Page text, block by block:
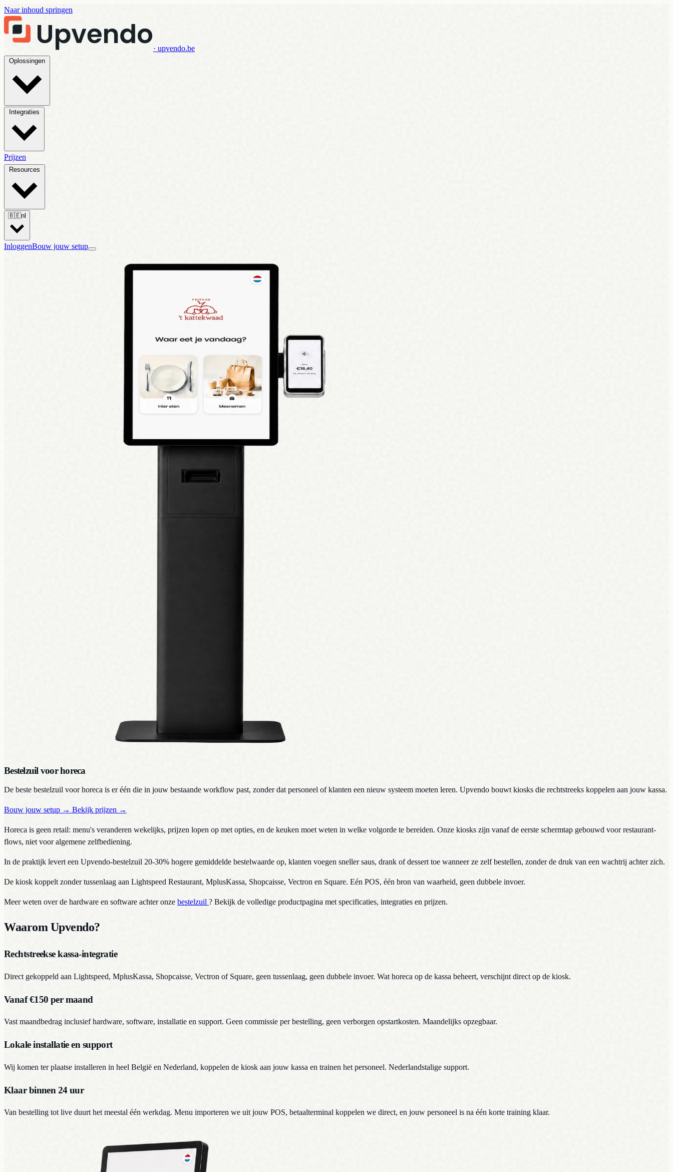
Naar inhoud springen
· upvendo.be
Prijzen
🇧🇪nl
InloggenBouw jouw setup
Bestelzuil voor horeca
De beste bestelzuil voor horeca is er één die in jouw bestaande workflow past, zonder dat personeel of klanten een nieuw systeem moeten leren. Upvendo bouwt kiosks die rechtstreeks koppelen aan jouw kassa.
Bouw jouw setup → Bekijk prijzen →
Horeca is geen retail: menu's veranderen wekelijks, prijzen lopen op met opties, en de keuken moet weten in welke volgorde te bereiden. Onze kiosks zijn vanaf de eerste schermtap gebouwd voor restaurant-
flows, niet voor algemene zelfbediening.
In de praktijk levert een Upvendo-bestelzuil 20-30% hogere gemiddelde bestelwaarde op, klanten voegen sneller saus, drank of dessert toe wanneer ze zelf bestellen, zonder de druk van een wachtrij achter zich.
De kiosk koppelt zonder tussenlaag aan Lightspeed Restaurant, MplusKassa, Shopcaisse, Vectron en Square. Eén POS, één bron van waarheid, geen dubbele invoer.
Meer weten over de hardware en software achter onze bestelzuil ? Bekijk de volledige productpagina met specificaties, integraties en prijzen.
Waarom Upvendo?
Rechtstreekse kassa-integratie
Direct gekoppeld aan Lightspeed, MplusKassa, Shopcaisse, Vectron of Square, geen tussenlaag, geen dubbele invoer. Wat horeca op de kassa beheert, verschijnt direct op de kiosk.
Vanaf €150 per maand
Vast maandbedrag inclusief hardware, software, installatie en support. Geen commissie per bestelling, geen verborgen opstartkosten. Maandelijks opzegbaar.
Lokale installatie en support
Wij komen ter plaatse installeren in heel België en Nederland, koppelen de kiosk aan jouw kassa en trainen het personeel. Nederlandstalige support.
Klaar binnen 24 uur
Van bestelling tot live duurt het meestal één werkdag. Menu importeren we uit jouw POS, betaalterminal koppelen we direct, en jouw personeel is na één korte training klaar.